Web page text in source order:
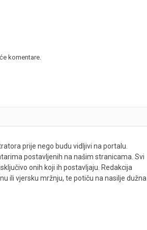
komentare.
prije nego budu vidljivi na portalu.
postavljenih na našim stranicama. Svi
onih koji ih postavljaju. Redakcija
ili vjersku mržnju, te potiču na nasilje dužna